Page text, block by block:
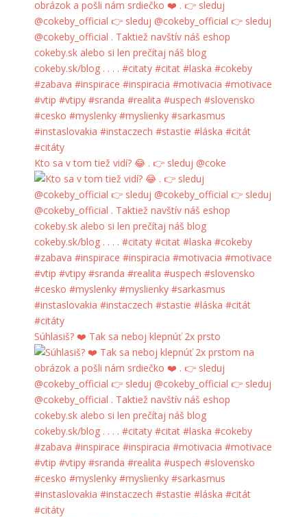
Kto sa v tom tiež vidí? 😂 . 👉 sleduj @coke
Súhlasiš? ❤️ Tak sa neboj klepnúť 2x prsto